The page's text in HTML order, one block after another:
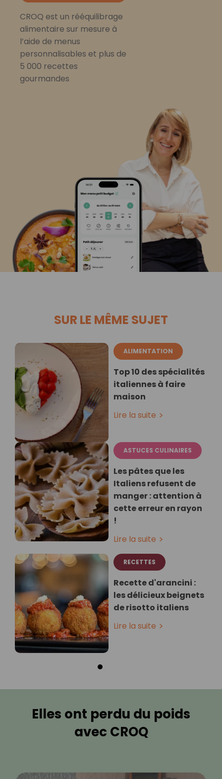
CROQ est un rééquilibrage
alimentaire sur mesure à
l’aide de menus
personnalisables et plus de
5 000 recettes
gourmandes
SUR LE MÊME SUJET
ALIMENTATION
Top 10 des spécialités
italiennes à faire
maison
Lire la suite
ASTUCES CULINAIRES
Les pâtes que les
Italiens refusent de
manger : attention à
cette erreur en rayon
!
Lire la suite
RECETTES
Recette d'arancini :
les délicieux beignets
de risotto italiens
Lire la suite
Elles ont perdu du poids
avec CROQ